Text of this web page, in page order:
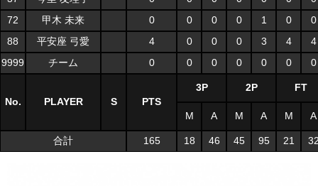
72
甲木 未来 0 0 0 0 1 0
0
88
平安座 弓愛 4 0 0 0 3 4
4
9999
チーム 0 0 0 0 0 0 0
No. PLAYER S PTS
3P 2P FT
M A M A M A
合計 165 18 46 45 95 21